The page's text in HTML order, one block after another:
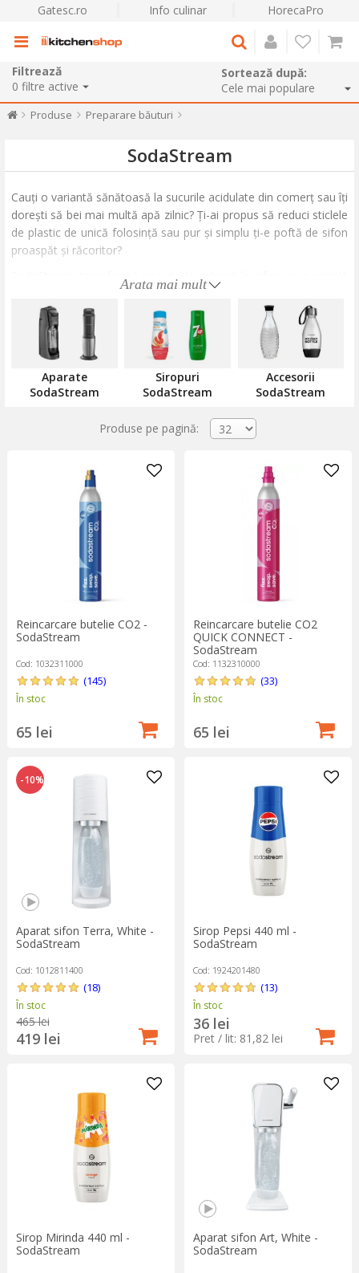
Gatesc.ro Info culinar HorecaPro
Filtrează
0 filtre active
Sortează după:
Produse Preparare băuturi
SodaStream
Cauți o variantă sănătoasă la sucurile acidulate din comerț sau îți
dorești să bei mai multă apă zilnic? Ți-ai propus să reduci sticlele
de plastic de unică folosință sau pur și simplu ți-e poftă de sifon
proaspăt și răcoritor?
apăsare de buton. Prepari acasă sifon proaspăt și băuturi
carbogazoase, exact cât îți dorești de acidulate. Mixează sifonul
cu sirop de fructe făcut în casă sau alege din gama de siropuri
SodaStream pentru sucuri carbogoazoase cu aromă de
portocale, lămâie, fructe roșii sau cola și cola zero.
SodaStream este cel mai vândut aparat de sifon din lume.
baterii sau curent electric pentru a funcționa, așa că îl poți folosi
Un singur cilindru reîncărcabil de dioxid de carbon poate prepara
până la 60 de litri de sifon proaspăt. Reîncărcarea cilindrilor de
CO2 se poate face prin comandă online, fără să trebuiască să
ieși din casă. Mai simplu de-atât nu se poate!
Arata mai mult
Aparate
SodaStream
Siropuri
SodaStream
Accesorii
SodaStream
Produse pe pagină:
Reincarcare butelie CO2 -
SodaStream
Cod: 1032311000
(145)
În stoc
65 lei
Reincarcare butelie CO2
QUICK CONNECT -
SodaStream
Cod: 1132310000
(33)
În stoc
65 lei
-10%
Aparat sifon Terra, White -
SodaStream
Cod: 1012811400
(18)
În stoc
465 lei
419 lei
Sirop Pepsi 440 ml -
SodaStream
Cod: 1924201480
(13)
În stoc
36 lei
Pret / lit: 81,82 lei
Sirop Mirinda 440 ml -
SodaStream
Aparat sifon Art, White -
SodaStream